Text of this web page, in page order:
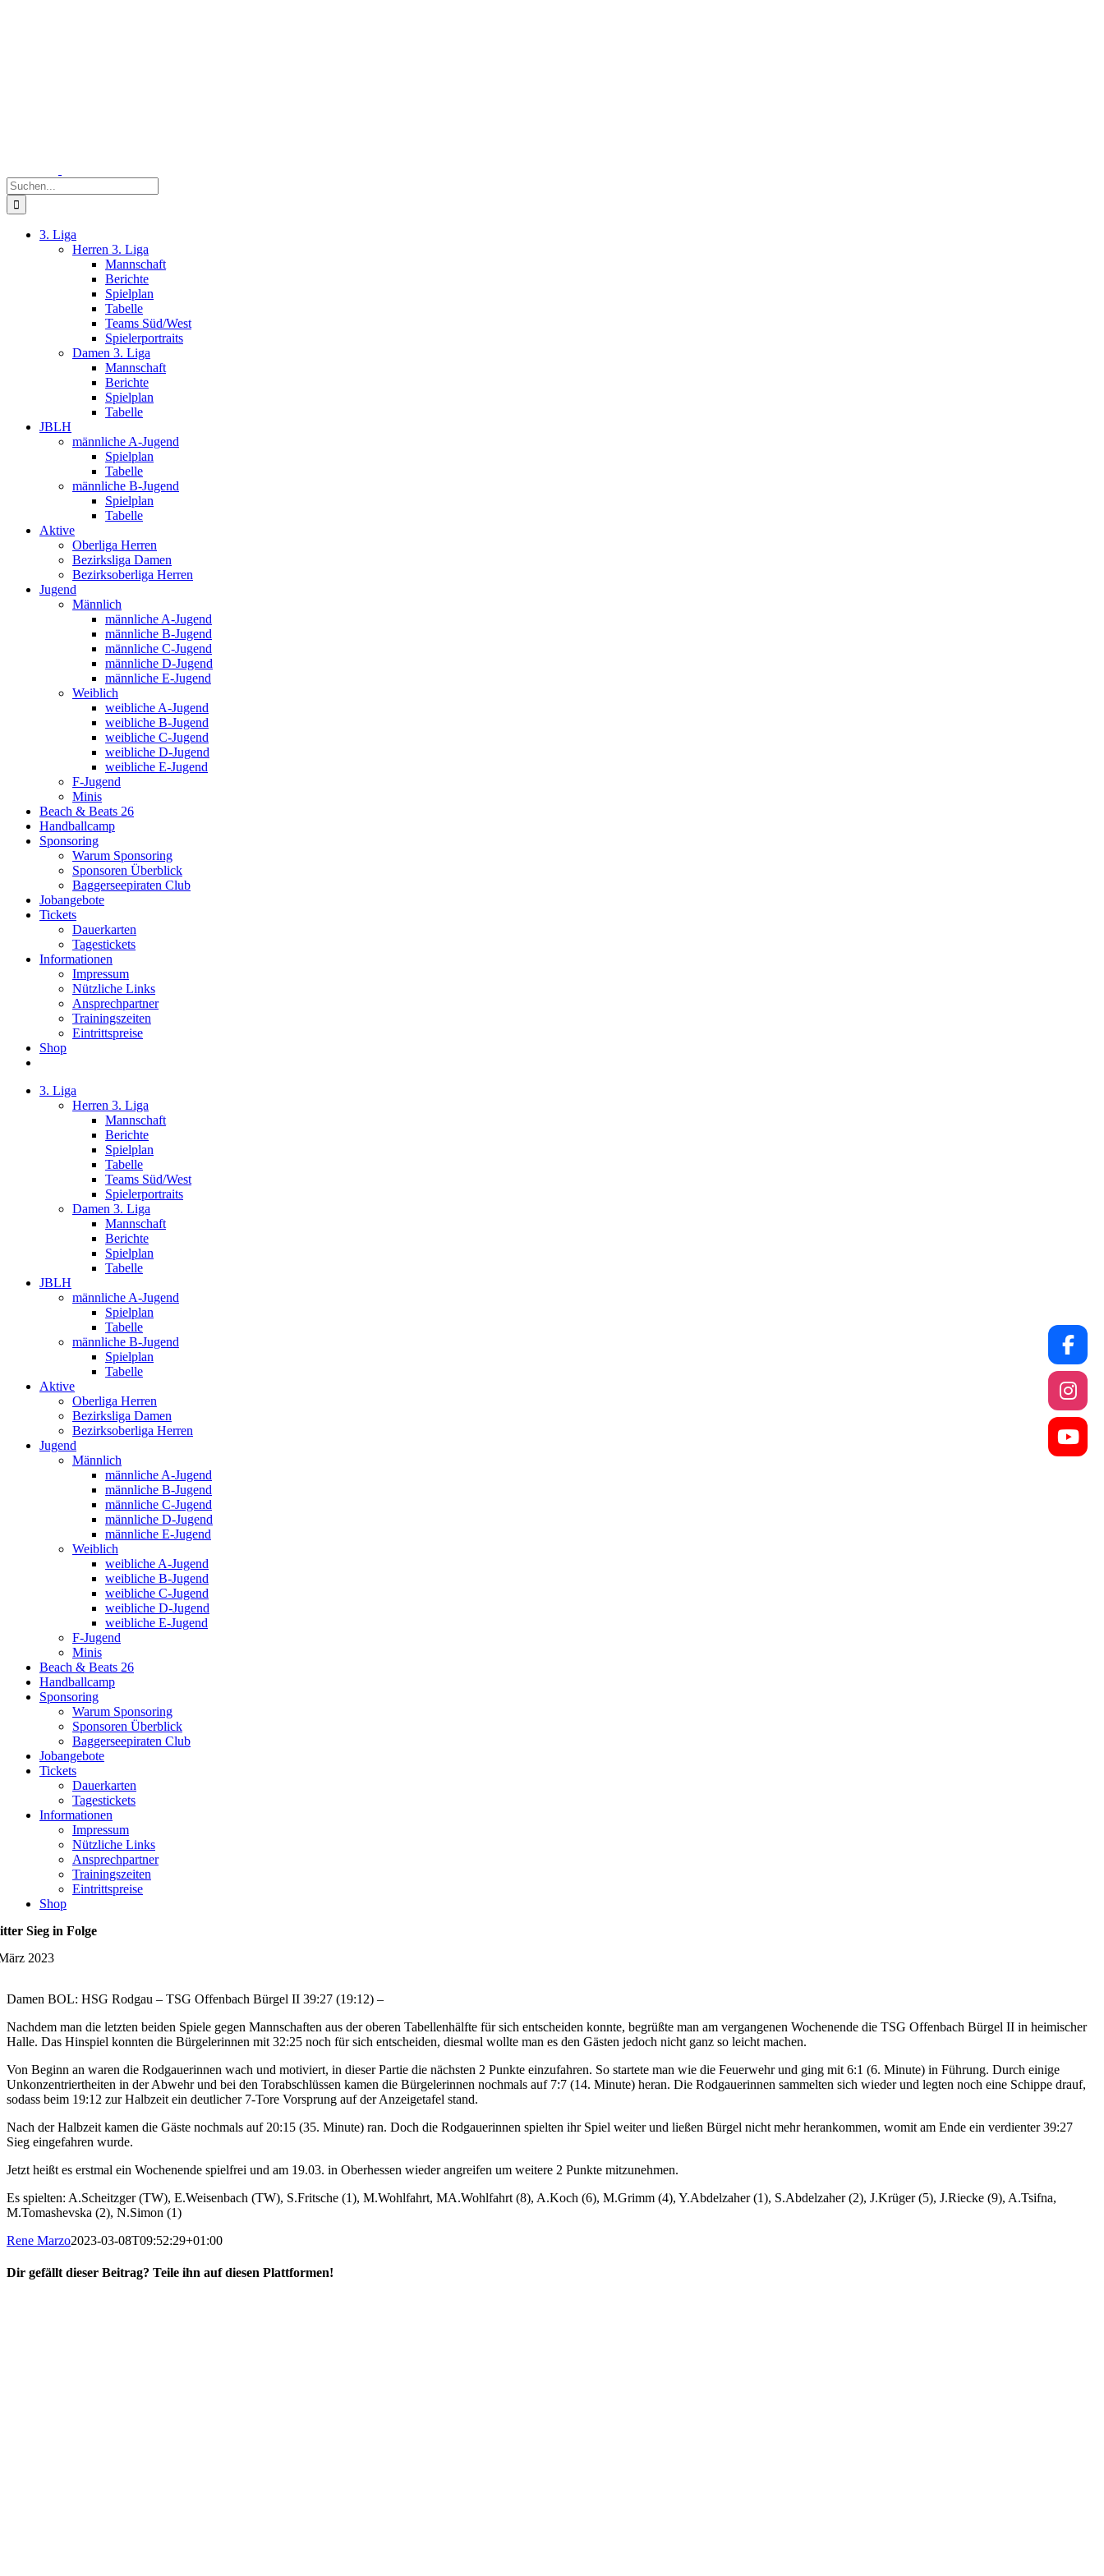
Suche
nach:
3. Liga
Herren 3. Liga
Mannschaft
Berichte
Spielplan
Tabelle
Teams Süd/West
Spielerportraits
Damen 3. Liga
Mannschaft
Berichte
Spielplan
Tabelle
JBLH
männliche A-Jugend
Spielplan
Tabelle
männliche B-Jugend
Spielplan
Tabelle
Aktive
Oberliga Herren
Bezirksliga Damen
Bezirksoberliga Herren
Jugend
Männlich
männliche A-Jugend
männliche B-Jugend
männliche C-Jugend
männliche D-Jugend
männliche E-Jugend
Weiblich
weibliche A-Jugend
weibliche B-Jugend
weibliche C-Jugend
weibliche D-Jugend
weibliche E-Jugend
F-Jugend
Minis
Beach & Beats 26
Handballcamp
Sponsoring
Warum Sponsoring
Sponsoren Überblick
Baggerseepiraten Club
Jobangebote
Tickets
Dauerkarten
Tagestickets
Informationen
Impressum
Nützliche Links
Ansprechpartner
Trainingszeiten
Eintrittspreise
Shop
3. Liga
Herren 3. Liga
Mannschaft
Berichte
Spielplan
Tabelle
Teams Süd/West
Spielerportraits
Damen 3. Liga
Mannschaft
Berichte
Spielplan
Tabelle
JBLH
männliche A-Jugend
Spielplan
Tabelle
männliche B-Jugend
Spielplan
Tabelle
Aktive
Oberliga Herren
Bezirksliga Damen
Bezirksoberliga Herren
Jugend
Männlich
männliche A-Jugend
männliche B-Jugend
männliche C-Jugend
männliche D-Jugend
männliche E-Jugend
Weiblich
weibliche A-Jugend
weibliche B-Jugend
weibliche C-Jugend
weibliche D-Jugend
weibliche E-Jugend
F-Jugend
Minis
Beach & Beats 26
Handballcamp
Sponsoring
Warum Sponsoring
Sponsoren Überblick
Baggerseepiraten Club
Jobangebote
Tickets
Dauerkarten
Tagestickets
Informationen
Impressum
Nützliche Links
Ansprechpartner
Trainingszeiten
Eintrittspreise
Shop
Sieg in Folge
2023
Damen BOL: HSG Rodgau – TSG Offenbach Bürgel II 39:27 (19:12) –
Nachdem man die letzten beiden Spiele gegen Mannschaften aus der oberen Tabellenhälfte für sich entscheiden konnte, begrüßte man am vergangenen Wochenende die TSG Offenbach Bürgel II in heimischer
Halle. Das Hinspiel konnten die Bürgelerinnen mit 32:25 noch für sich entscheiden, diesmal wollte man es den Gästen jedoch nicht ganz so leicht machen.
Von Beginn an waren die Rodgauerinnen wach und motiviert, in dieser Partie die nächsten 2 Punkte einzufahren. So startete man wie die Feuerwehr und ging mit 6:1 (6. Minute) in Führung. Durch einige
Unkonzentriertheiten in der Abwehr und bei den Torabschlüssen kamen die Bürgelerinnen nochmals auf 7:7 (14. Minute) heran. Die Rodgauerinnen sammelten sich wieder und legten noch eine Schippe drauf,
sodass beim 19:12 zur Halbzeit ein deutlicher 7-Tore Vorsprung auf der Anzeigetafel stand.
Nach der Halbzeit kamen die Gäste nochmals auf 20:15 (35. Minute) ran. Doch die Rodgauerinnen spielten ihr Spiel weiter und ließen Bürgel nicht mehr herankommen, womit am Ende ein verdienter 39:27
Sieg eingefahren wurde.
Jetzt heißt es erstmal ein Wochenende spielfrei und am 19.03. in Oberhessen wieder angreifen um weitere 2 Punkte mitzunehmen.
Es spielten: A.Scheitzger (TW), E.Weisenbach (TW), S.Fritsche (1), M.Wohlfahrt, MA.Wohlfahrt (8), A.Koch (6), M.Grimm (4), Y.Abdelzaher (1), S.Abdelzaher (2), J.Krüger (5), J.Riecke (9), A.Tsifna,
M.Tomashevska (2), N.Simon (1)
Rene Marzo2023-03-08T09:52:29+01:00
Dir gefällt dieser Beitrag? Teile ihn auf diesen Plattformen!